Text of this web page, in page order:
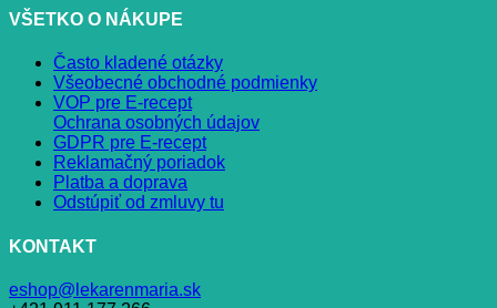
VŠETKO O NÁKUPE
Často kladené otázky
Všeobecné obchodné podmienky
VOP pre E-recept
Ochrana osobných údajov
GDPR pre E-recept
Reklamačný poriadok
Platba a doprava
Odstúpiť od zmluvy tu
KONTAKT
eshop@lekarenmaria.sk